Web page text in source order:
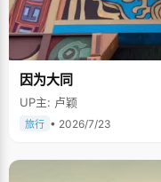
因为大同
UP主: 卢颖
旅行 • 2026/7/23